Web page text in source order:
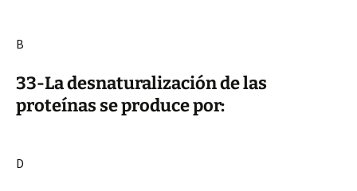
B
33-La desnaturalización de las
proteínas se produce por:
D